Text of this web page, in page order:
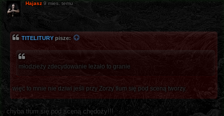
Hajasz 9 mies. temu
TITELITURY pisze:
młodzieży zdecydowanie leżało to granie
więc to mnie nie dziwi jeśli przy Zorzy tłum się pod sceną tworzy.
chyba tłum się pod sceną chędoży!!!